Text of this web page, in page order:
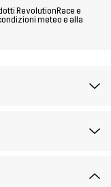
nuovi stili, ispirati
RevolutionRace e
meteo e alla